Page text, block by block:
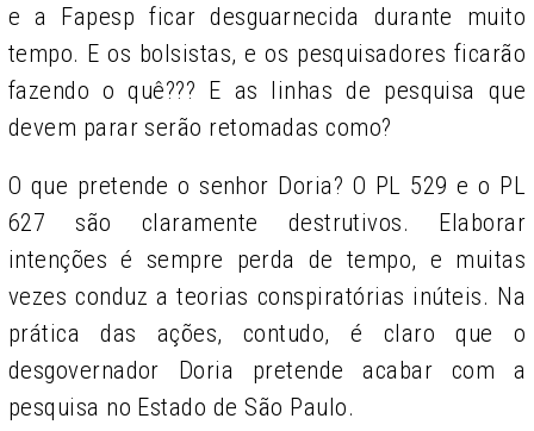
e a Fapesp ficar desguarnecida durante muito
tempo. E os bolsistas, e os pesquisadores ficarão
fazendo o quê??? E as linhas de pesquisa que
devem parar serão retomadas como?
O que pretende o senhor Doria? O PL 529 e o PL
627 são claramente destrutivos. Elaborar
intenções é sempre perda de tempo, e muitas
vezes conduz a teorias conspiratórias inúteis. Na
prática das ações, contudo, é claro que o
desgovernador Doria pretende acabar com a
pesquisa no Estado de São Paulo.